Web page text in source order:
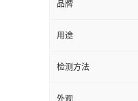
品牌
用途
检测方法
外观